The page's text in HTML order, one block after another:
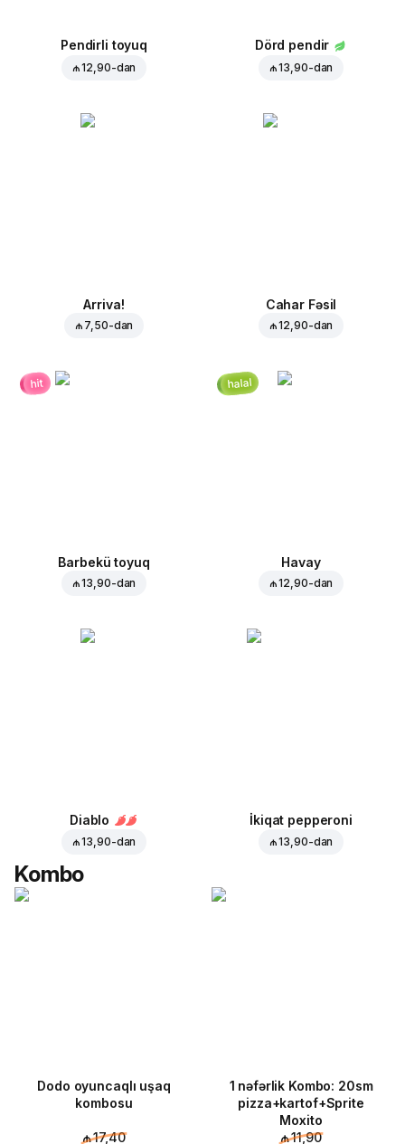
Pendirli toyuq
₼ 12,90-dan
Dörd pendir
₼ 13,90-dan
Arriva!
₼ 7,50-dan
Cahar Fəsil
₼ 12,90-dan
hit
Barbekü toyuq
₼ 13,90-dan
halal
Havay
₼ 12,90-dan
Diablo
₼ 13,90-dan
İkiqat pepperoni
₼ 13,90-dan
Kombo
Dodo oyuncaqlı uşaq
kombosu
₼ 17,40
1 nəfərlik Kombo: 20sm
pizza+kartof+Sprite
Moxito
₼ 11,90